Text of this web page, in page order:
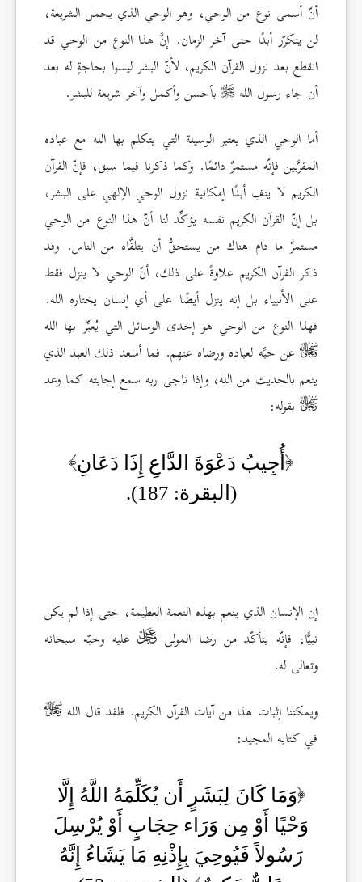
أنّ أسمى نوع من الوحي، وهو الوحي الذي يحمل الشريعة،
لن يتكرّر أبدًا حتى آخر الزمان. إنَّ هذا النوع من الوحي قد
انقطع بعد نزول القرآن الكريم، لأنّ البشر ليسوا بحاجةٍ له بعد
أن جاء رسول الله
بأحسن وأكمل وآخر شريعة للبشر.
أما الوحي الذي يعتبر الوسيلة التي يتكلم بها الله مع عباده
المقرَّبين فإنّه مستمرٌ دائمًا. وكما ذكرنا فيما سبق، فإنّ القرآن
الكريم لا ينفِ أبدًا إمكانية نزول الوحي الإلهي على البشر،
بل إنّ القرآن الكريم نفسه يؤكِّد لنا أنّ هذا النوع من الوحي
مستمرٌ ما دام هناك من يستحقُّ أن يتلقَّاه من الناس. وقد
ذكر القرآن الكريم علاوةً على ذلك، أنّ الوحي لا ينزل فقط
على الأنبياء بل إنه ينزل أيضًا على أي إنسان يختاره الله.
فهذا النوع من الوحي هو إحدى الوسائل التي يُعبِّر بها الله
عن حبِّه لعباده ورضاه عنهم. فما أسعد ذلك العبد الذي
ينعم بالحديث من الله، وإذا ناجى ربه سمع إجابته كما وعد
بقوله:
أُجِيبُ دَعْوَةَ الدَّاعِ إِذَا دَعَانِ
(البقرة: 187).
إن الإنسان الذي ينعم بهذه النعمة العظيمة، حتى إذا لم يكن
نبيًّا، فإنّه يتأكّد من رضا المولى
عليه وحبّه سبحانه
وتعالى له.
ويمكننا إثبات هذا من آيات القرآن الكريم. فلقد قال الله
في كتابه المجيد:
وَمَا كَانَ لِبَشَرٍ أَن يُكَلِّمَهُ اللَّهُ إِلَّا
وَحْيًا أَوْ مِن وَرَاء حِجَابٍ أَوْ يُرْسِلَ
رَسُولاً فَيُوحِيَ بِإِذْنِهِ مَا يَشَاءُ إِنَّهُ